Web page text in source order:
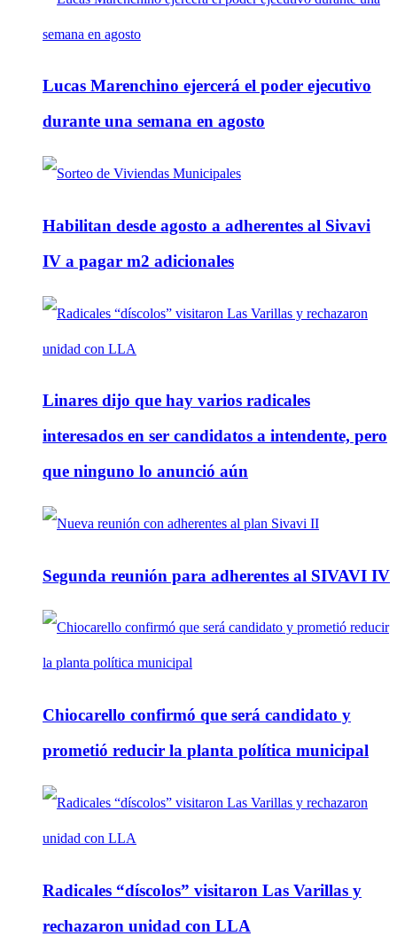
Lucas Marenchino ejercerá el poder ejecutivo
durante una semana en agosto
Habilitan desde agosto a adherentes al Sivavi
IV a pagar m2 adicionales
Linares dijo que hay varios radicales
interesados en ser candidatos a intendente, pero
que ninguno lo anunció aún
Segunda reunión para adherentes al SIVAVI IV
Chiocarello confirmó que será candidato y
prometió reducir la planta política municipal
Radicales “díscolos” visitaron Las Varillas y
rechazaron unidad con LLA